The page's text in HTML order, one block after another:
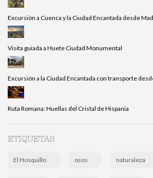
Excursión a Cuenca y la Ciudad Encantada desde
Visita guiada a Huete Ciudad Monumental
Excursión a la Ciudad Encantada con transporte
Ruta Romana: Huellas del Cristal de Hispania
ETIQUETAS
El Hosquillo osos naturaleza